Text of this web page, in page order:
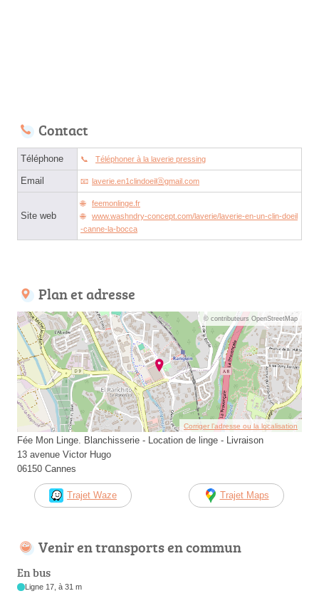
Contact
Téléphone Téléphoner à la laverie pressing
Email laverie.en1clindoeilⓐgmail.com
Site web
feemonlinge.fr
www.washndry-concept.com/laverie/laverie-en-un-clin-doeil
-canne-la-bocca
Plan et adresse
© contributeurs OpenStreetMap
Corriger l’adresse ou la localisation
Fée Mon Linge. Blanchisserie - Location de linge - Livraison
13 avenue Victor Hugo
06150 Cannes
Trajet Waze Trajet Maps
Venir en transports en commun
En bus
Ligne 17, à 31 m